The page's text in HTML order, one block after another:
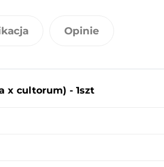
Opinie
x cultorum) - 1szt